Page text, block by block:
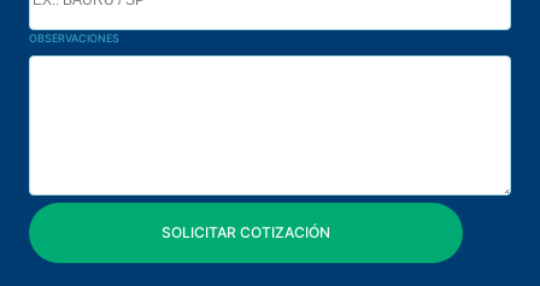
OBSERVACIONES